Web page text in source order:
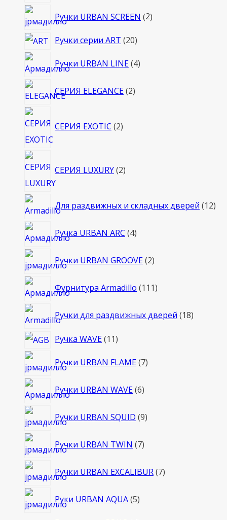
Ручки URBAN SCREEN 22
Ручки серии ART 2020
Ручки URBAN LINE 44
СЕРИЯ ELEGANCE 22
СЕРИЯ EXOTIC 2товара
СЕРИЯ LUXURY 2товара
Для раздвижных и складных дверей 1212
Ручка URBAN ARC 44
Ручки URBAN GROOVE 22
Фурнитура Armadillo 111111
Ручки для раздвижных дверей 1818
Ручка WAVE 1111
Ручки URBAN FLAME 77
Ручки URBAN WAVE 66
Ручки URBAN SQUID 99
Ручки URBAN TWIN 77
Ручки URBAN EXCALIBUR 77
Руки URBAN AQUA 55